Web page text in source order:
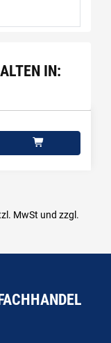
IN:
MwSt und zzgl.